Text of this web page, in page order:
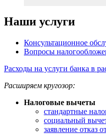
Наши услуги
Консультационное
Вопросы
Расходы на услуги банка в
Расширяем кругозор:
Налоговые вычеты
стандартные
социальный
заявление отказ